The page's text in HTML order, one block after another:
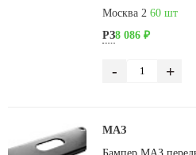
Москва 2 60 шт
РЗ8 086 ₽
- +
МАЗ